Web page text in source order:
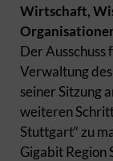
Wirtschaft,
Der
Verwaltung
seiner Sitzung
weiteren
Stuttgart“ zu
Gigabit